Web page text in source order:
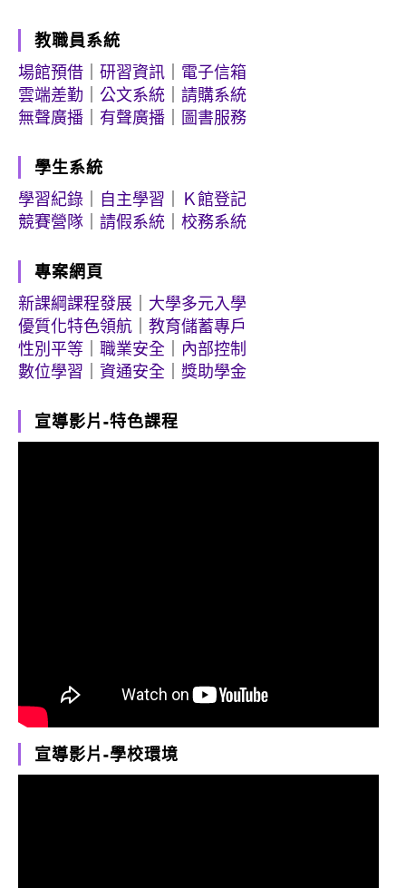
教職員系統
場館預借
研習資訊
電子信箱
雲端差勤
公文系統
請購系統
無聲廣播
有聲廣播 圖書服務
學生系統
學習紀錄
自主學習
Ｋ館登記
競賽營隊
請假系統 校務系統
專案網頁
新課綱課程發展
大學多元入學
優質化特色領航
教育儲蓄專戶
性別平等
職業安全
內部控制
數位學習
資通安全 獎助學金
宣導影片-特色課程
宣導影片-學校環境